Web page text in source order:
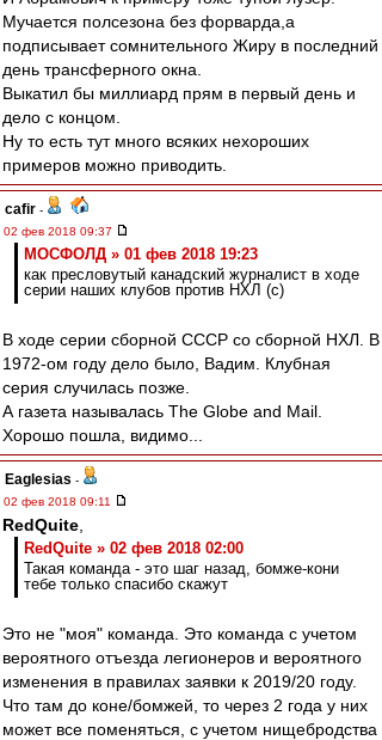
Мучается полсезона без форварда,а
подписывает сомнительного Жиру в последний
день трансферного окна.
Выкатил бы миллиард прям в первый день и
дело с концом.
Ну то есть тут много всяких нехороших
примеров можно приводить.
cafir -
02 фев 2018 09:37
МОСФОЛД » 01 фев 2018 19:23
как пресловутый канадский журналист в ходе
серии наших клубов против НХЛ (с)
В ходе серии сборной СССР со сборной НХЛ. В
1972-ом году дело было, Вадим. Клубная
серия случилась позже.
А газета называлась The Globe and Mail.
Хорошо пошла, видимо...
Eaglesias -
02 фев 2018 09:11
RedQuite
RedQuite » 02 фев 2018 02:00
Такая команда - это шаг назад, бомже-кони
тебе только спасибо скажут
Это не "моя" команда. Это команда с учетом
вероятного отъезда легионеров и вероятного
изменения в правилах заявки к 2019/20 году.
Что там до коне/бомжей, то через 2 года у них
может все поменяться, с учетом нищебродства